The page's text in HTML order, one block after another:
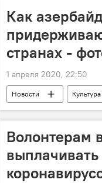
Как
странах -
1 апреля 2020, 22:50
Новости Культура
карантин
Волонтерам